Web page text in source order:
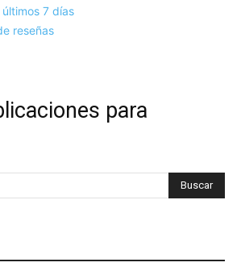
7 días
reseñas
para